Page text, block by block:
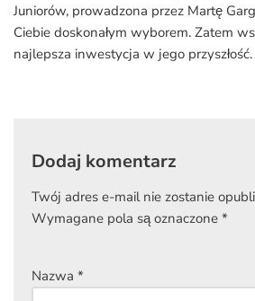
Juniorów, prowadzona przez Martę
Ciebie doskonałym wyborem. Zatem
najlepsza inwestycja w jego przyszłość.
Dodaj komentarz
Twój adres e-mail nie zostanie
Wymagane pola są oznaczone *
Nazwa *